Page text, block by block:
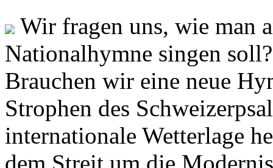
Wir fragen uns, wie man
Nationalhymne singen
Brauchen wir eine neue
Strophen des
internationale Wetterlage
dem Streit um die